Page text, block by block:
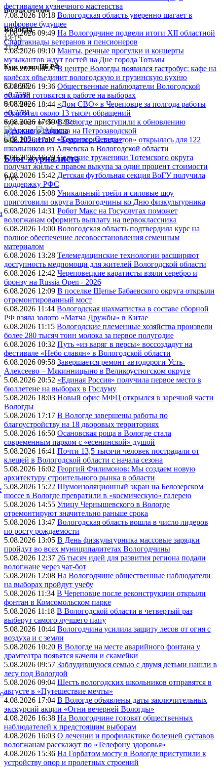
фестивалем кузнечного мастерства
7.08.2026 10:18 Вологодская область уверенно шагает в
цифровое будущее
7.08.2026 09:49 На Вологодчине подвели итоги XII областной
Спартакиады ветеранов и пенсионеров
7.08.2026 09:10 Манты, речные прогулки и концерты
музыкантов ждут гостей на Дне города Тотьмы
7.08.2026 08:24 В центре Вологды появился гастробус: кафе на
колёсах объединит вологодскую и грузинскую кухню
6.08.2026 19:36 Общественные наблюдатели Вологодской
области готовятся к работе на выборах
6.08.2026 18:44 «Дом СВО» в Череповце за полгода работы
обработал около 13 тысяч обращений
6.08.2026 17:59 В Вологде приступили к обновлению
дорожного полотна на Петрозаводской
6.08.2026 17:17 «Территория талантов» открылась для 122
школьников из Алчевска в Вологодской области
6.08.2026 16:20 Сельские труженики Тотемского округа
получат жилье с правом выкупа за один процент стоимости
6.08.2026 15:42 Детская футбольная секция ВоГУ получила
поддержку РФС
6.08.2026 15:08 Уникальный трейл и силовые шоу
приготовили округа Вологодчины ко Дню физкультурника
6.08.2026 14:31 Робот Макс на Госуслугах поможет
вологжанам оформить выплату на первоклассника
6.08.2026 14:00 Вологодская область подтвердила курс на
полное обеспечение лесовосстановления семенным
материалом
6.08.2026 13:28 Телемедицинские технологии расширяют
доступность медпомощи для жителей Вологодской области
6.08.2026 12:42 Череповецкие каратисты взяли серебро и
бронзу на Russia Open - 2026
6.08.2026 12:09 В поселке Щепье Бабаевского округа открыли
отремонтированный мост
6.08.2026 11:44 Вологодская шахматистка в составе сборной
РФ взяла золото «Матча Дружбы» в Китае
6.08.2026 11:15 Вологодские племенные хозяйства произвели
более 280 тысяч тонн молока за первое полугодие
6.08.2026 10:32 Путь «из варяг в персы» воссоздадут на
фестивале «Небо славян» в Вологодской области
6.08.2026 09:58 Завершается ремонт автодороги Усть-
Алексеево – Мякинницыно в Великоустюгском округе
5.08.2026 20:52 «Единая Россия» получила первое место в
бюллетене на выборах в Госдуму
5.08.2026 18:03 Новый офис МФЦ открылся в заречной части
Вологды
5.08.2026 17:17 В Вологде завершены работы по
благоустройству на 18 дворовых территориях
5.08.2026 16:50 Осановская роща в Вологде стала
современным парком с «есенинской» душой
5.08.2026 16:41 Почти 13,5 тысячи человек пострадали от
клещей в Вологодской области с начала сезона
5.08.2026 16:02 Георгий Филимонов: Мы создаем новую
архитектуру строительного рынка в области
5.08.2026 15:22 Шумоизоляционный экран на Белозерском
шоссе в Вологде превратили в «космическую» галерею
5.08.2026 14:55 Улицу Чернышевского в Вологде
отремонтируют значительно раньше срока
5.08.2026 13:47 Вологодская область вошла в число лидеров
по росту рождаемости
5.08.2026 13:05 В День физкультурника массовые зарядки
пройдут во всех муниципалитетах Вологодчины
5.08.2026 12:37 26 тысяч идей для развития региона подали
вологжане через чат-бот
5.08.2026 12:08 На Вологодчине общественные наблюдатели
на выборах пройдут учебу
5.08.2026 11:34 В Череповце после реконструкции открыли
фонтан в Комсомольском парке
5.08.2026 11:18 В Вологодской области в четвертый раз
выберут самого лучшего папу
5.08.2026 10:44 Вологодчина усилила защиту лесов от огня с
воздуха и с земли
5.08.2026 10:20 В Вологде на месте аварийного фонтана у
драмтеатра появятся качели и скамейки
5.08.2026 09:57 Заблудившуюся семью с двумя детьми нашли в
лесу под Вологдой
5.08.2026 09:04 Шесть вологодских школьников отправятся в
августе в «Путешествие мечты»
4.08.2026 17:04 В Вологде объявлены даты заключительных
экскурсий акции «Огни вечерней Вологды»
4.08.2026 16:38 На Вологодчине готовят общественных
наблюдателей к предстоящим выборам
4.08.2026 16:03 О лечении и профилактике болезней суставов
вологжанам расскажут по «Телефону здоровья»
4.08.2026 15:36 На Горбатом мосту в Вологде приступили к
устройству опор и пролетных строений
Погода сегодня
Вологда
13:15
21 °C
Курс валют ЦБ РФ
82.1665
+0.7588
94.8366
+0.7781
Курс валют на 08.08.2026
Блог журналиста
Prev